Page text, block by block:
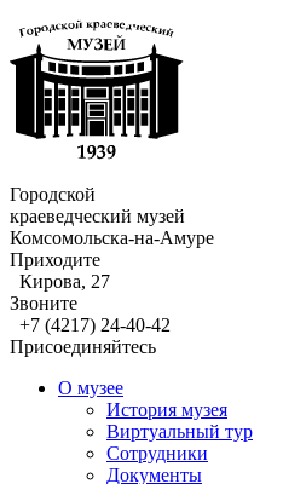
Городской
краеведческий музей
Комсомольска-на-Амуре
Приходите
Кирова, 27
Звоните
+7 (4217) 24-40-42
Присоединяйтесь
О музее
История музея
Виртуальный тур
Сотрудники
Документы